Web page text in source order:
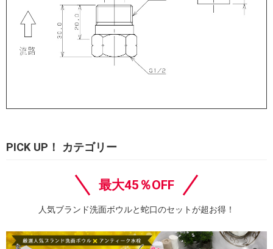
PICK UP！ カテゴリー
最大45％OFF
人気ブランド洗面ボウルと蛇口のセットが超お得！